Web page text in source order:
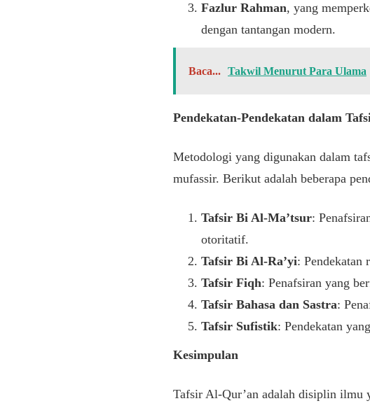
Fazlur Rahman, yang
dengan tantangan modern.
Baca... Takwil Menurut Para Ulama
Pendekatan-Pendekatan dalam
Metodologi yang digunakan dalam
mufassir. Berikut adalah beberapa
Tafsir Bi Al-Ma’tsur:
otoritatif.
Tafsir Bi Al-Ra’yi: Pendekatan
Tafsir Fiqh: Penafsiran yang
Tafsir Bahasa dan Sastra:
Tafsir Sufistik: Pendekatan
Kesimpulan
Tafsir Al-Qur’an adalah disiplin ilmu